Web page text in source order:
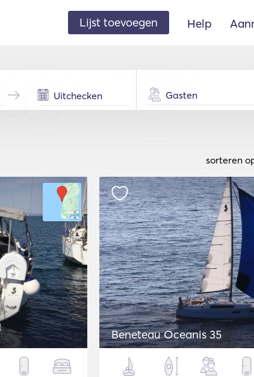
Lijst toevoegen Help
Gasten
sorteren
Beneteau Oceanis 35